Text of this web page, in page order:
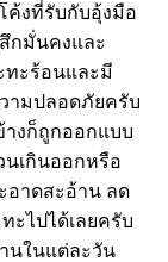
ค้งที่รับกับอุ้งมือ
กมั่นคงและ
ทะร้อนและมี
ามปลอดภัยครับ
างก็ถูกออกแบบ
เกินออกหรือ
อาดสะอ้าน ลด
ะไปได้เลยครับ
นในแต่ละวัน